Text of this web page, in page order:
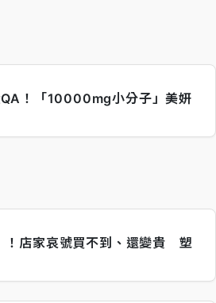
！「10000mg小分子」美妍
！店家哀號買不到、還變貴 塑